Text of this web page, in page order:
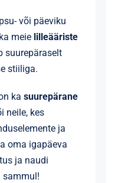
või päeviku
meie lilleääriste
suurepäraselt
stiiliga.
ka suurepärane
neile, kes
ja
oma igapäeva
ja naudi
sammul!